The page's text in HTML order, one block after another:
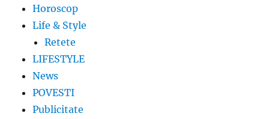
Horoscop
Life & Style
Retete
LIFESTYLE
News
POVESTI
Publicitate